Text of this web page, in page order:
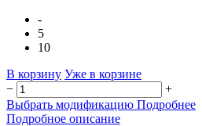
-
5
10
В корзину Уже в корзине
−
+
Выбрать модификацию Подробнее
Подробное описание